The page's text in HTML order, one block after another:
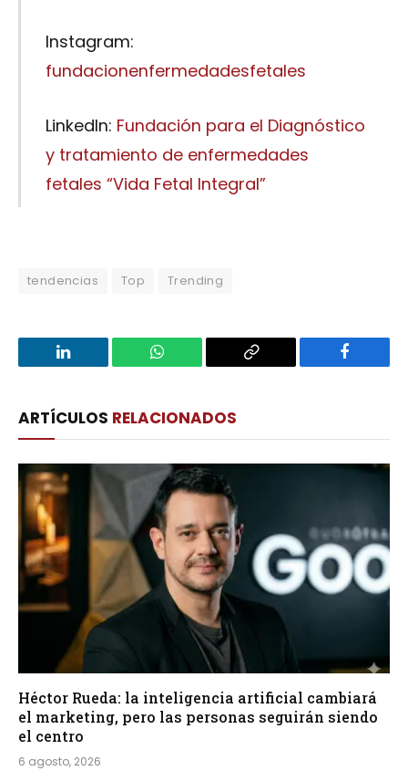
Instagram:
fundacionenfermedadesfetales
LinkedIn: Fundación para el Diagnóstico
y tratamiento de enfermedades
fetales “Vida Fetal Integral”
tendencias Top Trending
LinkedIn WhatsApp
Copy
Facebook
ARTÍCULOS RELACIONADOS
Héctor Rueda: la inteligencia artificial cambiará
el marketing, pero las personas seguirán siendo
el centro
6 agosto, 2026